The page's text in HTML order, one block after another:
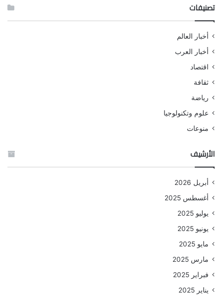
تصنيفات
أخبار العالم
أخبار العرب
اقتصاد
ثقافة
رياضة
علوم وتكنولوجيا
منوعات
الأرشيف
أبريل 2026
أغسطس 2025
يوليو 2025
يونيو 2025
مايو 2025
مارس 2025
فبراير 2025
يناير 2025